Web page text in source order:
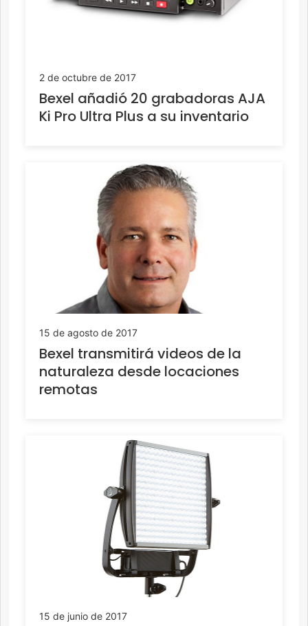
2 de octubre de 2017
Bexel añadió 20 grabadoras AJA
Ki Pro Ultra Plus a su inventario
15 de agosto de 2017
Bexel transmitirá videos de la
naturaleza desde locaciones
remotas
15 de junio de 2017